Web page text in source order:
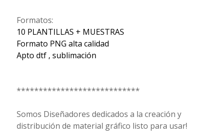
Formatos:
10 PLANTILLAS + MUESTRAS
Formato PNG alta calidad
Apto dtf , sublimación
****************************
Somos Diseñadores dedicados a la creación y
distribución de material gráfico listo para usar!